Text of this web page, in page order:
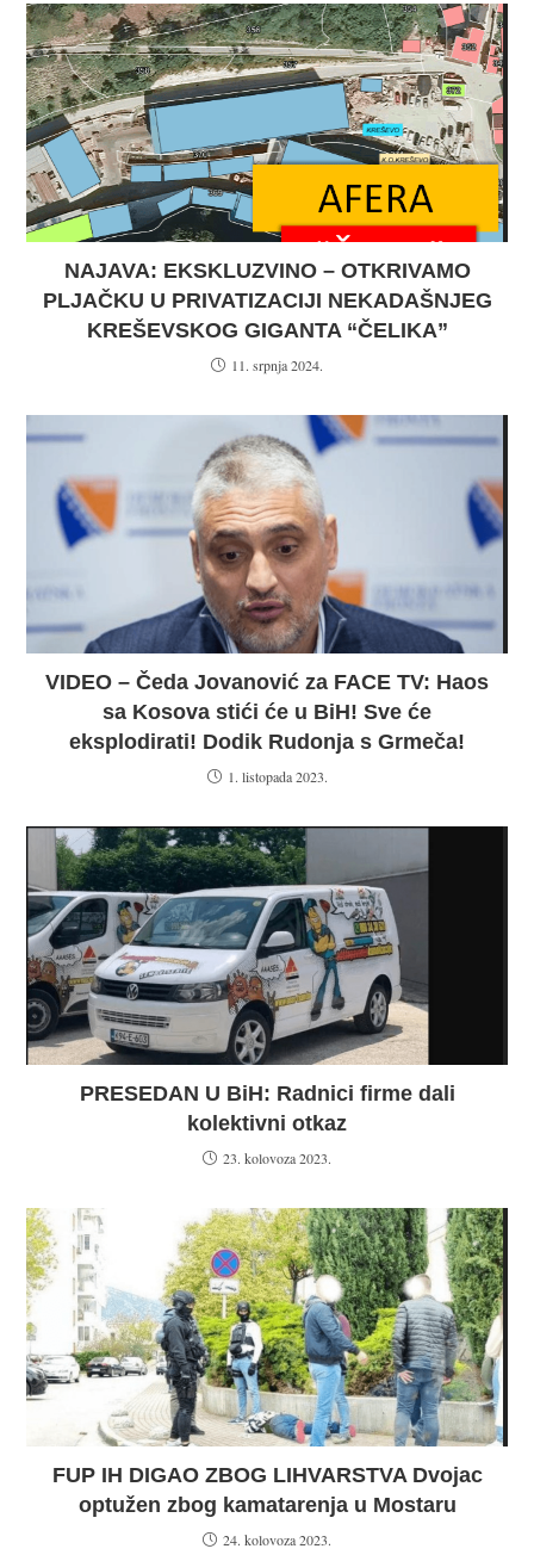
NAJAVA: EKSKLUZVINO – OTKRIVAMO
PLJAČKU U PRIVATIZACIJI NEKADAŠNJEG
KREŠEVSKOG GIGANTA “ČELIKA”
11. srpnja 2024.
VIDEO – Čeda Jovanović za FACE TV: Haos
sa Kosova stići će u BiH! Sve će
eksplodirati! Dodik Rudonja s Grmeča!
1. listopada 2023.
PRESEDAN U BiH: Radnici firme dali
kolektivni otkaz
23. kolovoza 2023.
FUP IH DIGAO ZBOG LIHVARSTVA Dvojac
optužen zbog kamatarenja u Mostaru
24. kolovoza 2023.